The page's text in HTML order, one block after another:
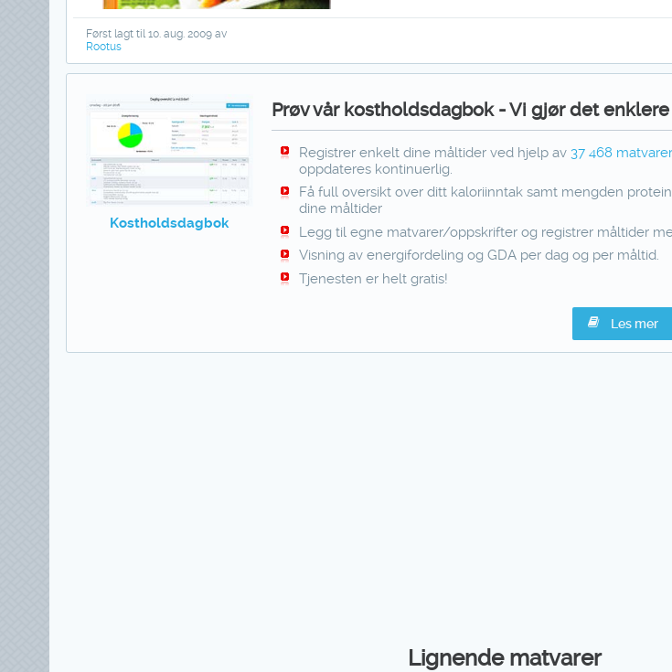
Først lagt til 10. aug. 2009 av
Rootus
Kostholdsdagbok
Prøv vår kostholdsdagbok - Vi gjør det
Registrer enkelt dine måltider ved hjelp av 37 468
oppdateres kontinuerlig.
Få full oversikt over ditt kaloriinntak samt mengden
dine måltider
Legg til egne matvarer/oppskrifter og registrer måltider
Visning av energifordeling og GDA per dag og per måltid.
Tjenesten er helt gratis!
Les mer
Lignende matvarer